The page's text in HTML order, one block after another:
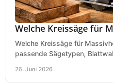
Welche Kreissäge für
Welche Kreissäge für
passende Sägetypen,
26. Juni 2026